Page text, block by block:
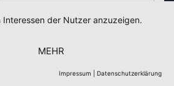
Nederlandsder Nutzer anzuzeigen.
MEHR
Impressum Datenschutzerklärung